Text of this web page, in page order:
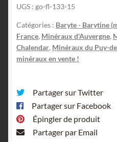
de-
Dôme,
Auvergne.
UGS : go-fl-133-15
Catégories : Baryte - Barytine
France, Minéraux d'Auvergne,
Chalendar, Minéraux du Puy-
minéraux en vente !
Partager sur Twitter
Partager sur Facebook
Épingler de produit
Partager par Email